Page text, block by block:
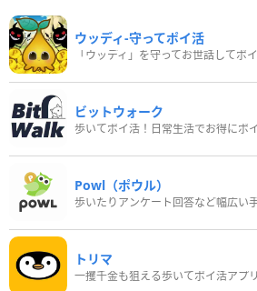
ウッディ‐守ってポイ活
「ウッディ」を守ってお世話してポ
ビットウォーク
Powl（ポウル）
トリマ
一攫千金も狙える歩いてポイ活アプリ